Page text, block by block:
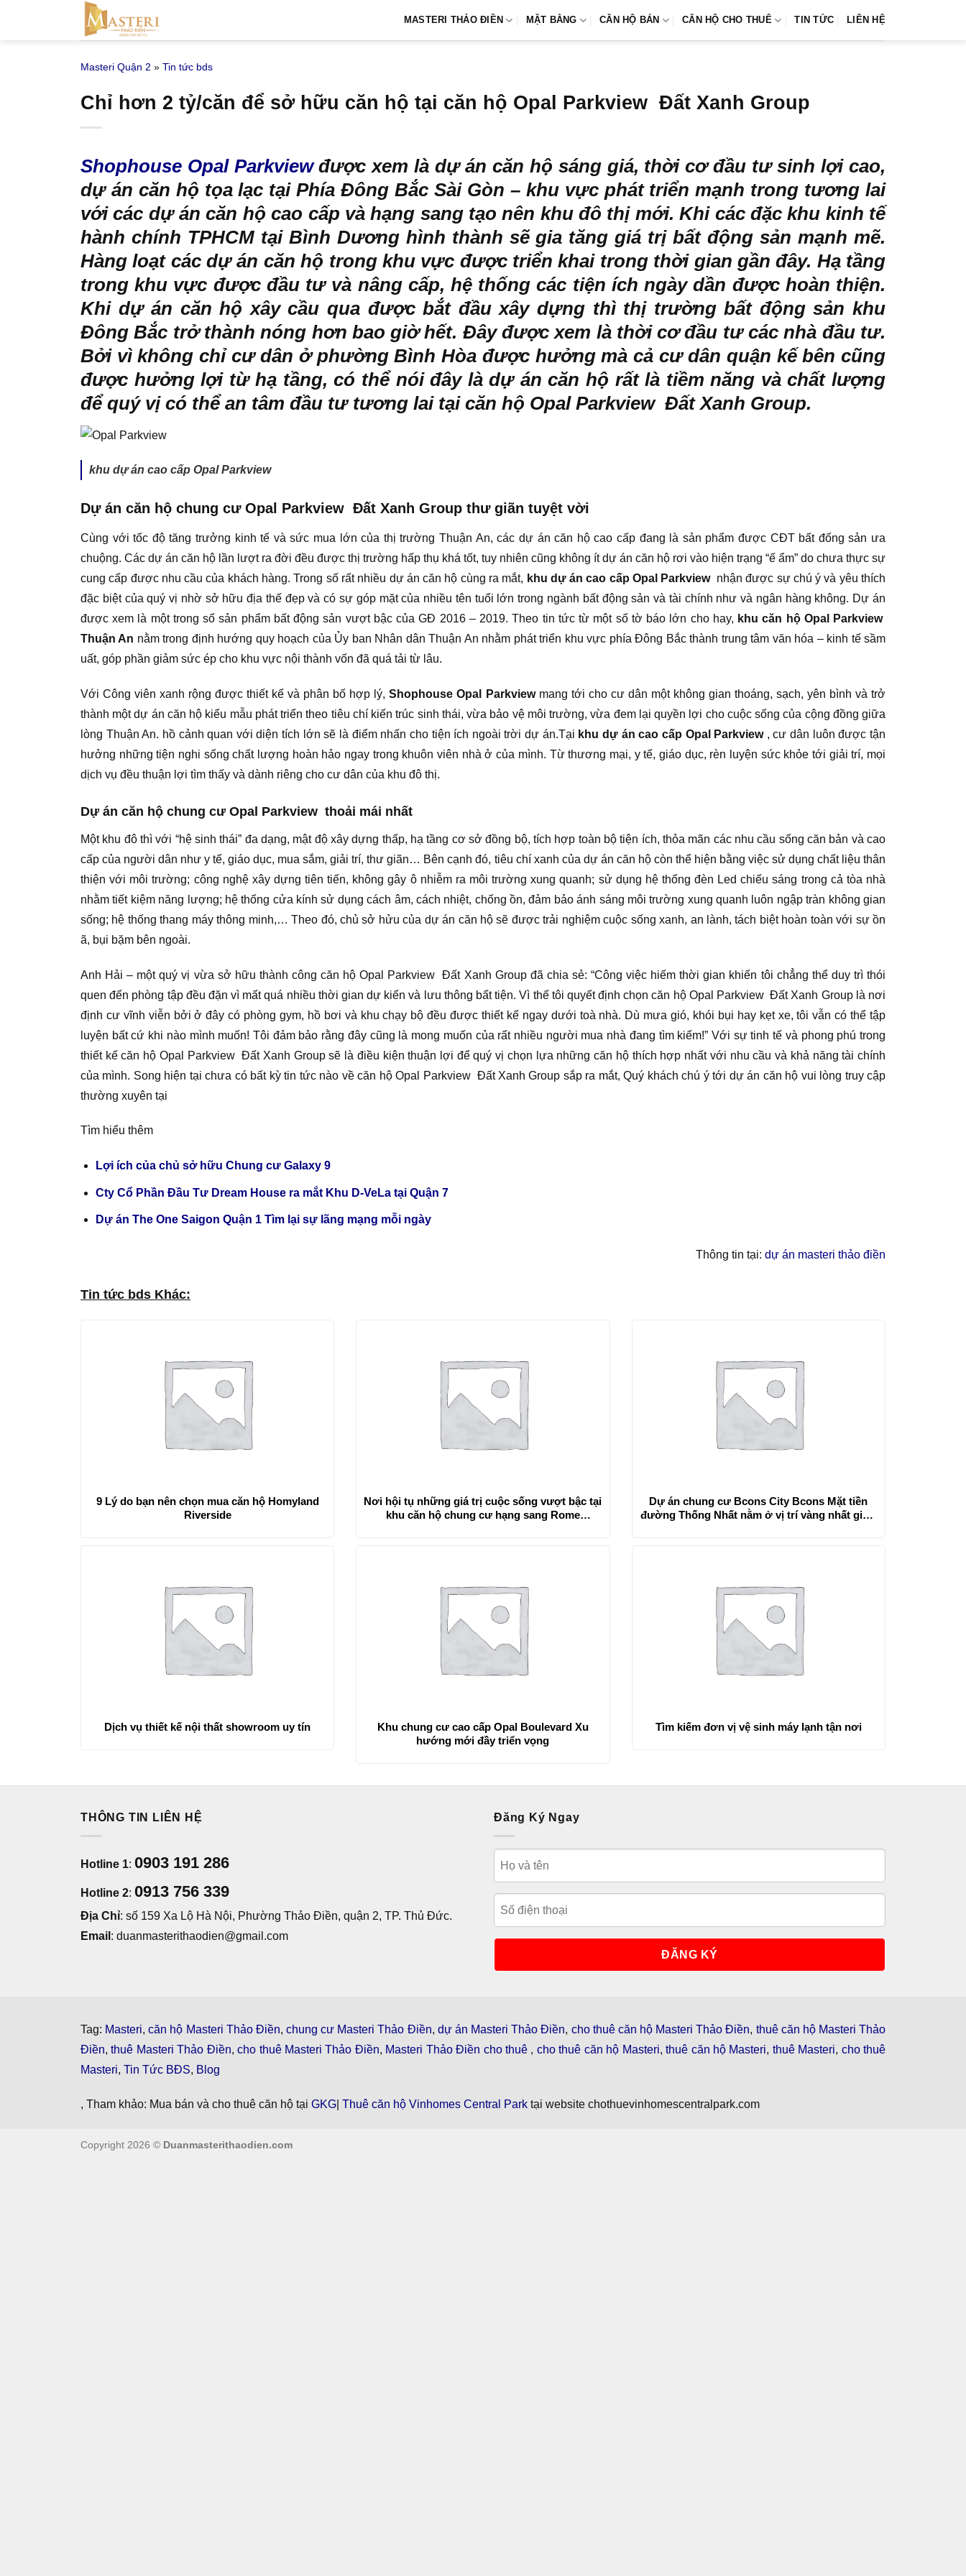
MASTERI THẢO ĐIỀN MẶT BẰNG CĂN HỘ BÁN CĂN HỘ CHO THUÊ TIN TỨC LIÊN HỆ
Masteri Quận 2 » Tin tức bds
Chỉ hơn 2 tỷ/căn để sở hữu căn hộ tại căn hộ Opal Parkview Đất Xanh Group
Shophouse Opal Parkviewđược xem là dự án căn hộ sáng giá, thời cơ đầu tư sinh lợi cao,
dự án căn hộ tọa lạc tại Phía Đông Bắc Sài Gòn – khu vực phát triển mạnh trong tương lai
với các dự án căn hộ cao cấp và hạng sang tạo nên khu đô thị mới. Khi các đặc khu kinh tế
hành chính TPHCM tại Bình Dương hình thành sẽ gia tăng giá trị bất động sản mạnh mẽ.
Hàng loạt các dự án căn hộ trong khu vực được triển khai trong thời gian gần đây. Hạ tầng
trong khu vực được đầu tư và nâng cấp, hệ thống các tiện ích ngày dần được hoàn thiện.
Khi dự án căn hộ xây cầu qua được bắt đầu xây dựng thì thị trường bất động sản khu
Đông Bắc trở thành nóng hơn bao giờ hết. Đây được xem là thời cơ đầu tư các nhà đầu tư.
Bởi vì không chỉ cư dân ở phường Bình Hòa được hưởng mà cả cư dân quận kế bên cũng
được hưởng lợi từ hạ tầng, có thể nói đây là dự án căn hộ rất là tiềm năng và chất lượng
để quý vị có thể an tâm đầu tư tương lai tại căn hộ Opal Parkview Đất Xanh Group.
khu dự án cao cấp Opal Parkview
Dự án căn hộ chung cư Opal Parkview Đất Xanh Group thư giãn tuyệt vời
Cùng với tốc độ tăng trưởng kinh tế và sức mua lớn của thị trường Thuận An, các dự án căn hộ cao cấp đang là sản phẩm được CĐT bất đống sản ưa
chuộng. Các dự án căn hộ lần lượt ra đời đều được thị trường hấp thụ khá tốt, tuy nhiên cũng không ít dự án căn hộ rơi vào hiện trạng “ế ẩm” do chưa thực sự
cung cấp được nhu cầu của khách hàng. Trong số rất nhiều dự án căn hộ cùng ra mắt, khu dự án cao cấp Opal Parkview nhận được sự chú ý và yêu thích
đặc biệt của quý vị nhờ sở hữu địa thế đẹp và có sự góp mặt của nhiều tên tuổi lớn trong ngành bất động sản và tài chính như và ngân hàng không. Dự án
được xem là một trong số sản phẩm bất động sản vượt bậc của GĐ 2016 – 2019. Theo tin tức từ một số tờ báo lớn cho hay, khu căn hộ Opal Parkview
Thuận An nằm trong định hướng quy hoạch của Ủy ban Nhân dân Thuận An nhằm phát triển khu vực phía Đông Bắc thành trung tâm văn hóa – kinh tế sầm
uất, góp phần giảm sức ép cho khu vực nội thành vốn đã quá tải từ lâu.
Với Công viên xanh rộng được thiết kế và phân bố hợp lý,Shophouse Opal Parkviewmang tới cho cư dân một không gian thoáng, sạch, yên bình và trở
thành một dự án căn hộ kiểu mẫu phát triển theo tiêu chí kiến trúc sinh thái, vừa bảo vệ môi trường, vừa đem lại quyền lợi cho cuộc sống của cộng đồng giữa
lòng Thuận An. hồ cảnh quan với diện tích lớn sẽ là điểm nhấn cho tiện ích ngoài trời dự án.Tại khu dự án cao cấp Opal Parkview , cư dân luôn được tận
hưởng những tiện nghi sống chất lượng hoàn hảo ngay trong khuôn viên nhà ở của mình. Từ thương mại, y tế, giáo dục, rèn luyện sức khỏe tới giải trí, mọi
dịch vụ đều thuận lợi tìm thấy và dành riêng cho cư dân của khu đô thị.
Dự án căn hộ chung cư Opal Parkview thoải mái nhất
Một khu đô thì với “hệ sinh thái” đa dạng, mật độ xây dựng thấp, hạ tầng cơ sở đồng bộ, tích hợp toàn bộ tiện ích, thỏa mãn các nhu cầu sống căn bản và cao
cấp của người dân như y tế, giáo dục, mua sắm, giải trí, thư giãn… Bên cạnh đó, tiêu chí xanh của dự án căn hộ còn thể hiện bằng việc sử dụng chất liệu thân
thiện với môi trường; công nghệ xây dựng tiên tiến, không gây ô nhiễm ra môi trường xung quanh; sử dụng hệ thống đèn Led chiếu sáng trong cả tòa nhà
nhằm tiết kiệm năng lượng; hệ thống cửa kính sử dụng cách âm, cách nhiệt, chống ồn, đảm bảo ánh sáng môi trường xung quanh luôn ngập tràn không gian
sống; hệ thống thang máy thông minh,… Theo đó, chủ sở hửu của dự án căn hộ sẽ được trải nghiệm cuộc sống xanh, an lành, tách biệt hoàn toàn với sự ồn
ã, bụi bặm bên ngoài.
Anh Hải – một quý vị vừa sở hữu thành công căn hộ Opal Parkview Đất Xanh Group đã chia sẻ: “Công việc hiếm thời gian khiến tôi chẳng thể duy trì thói
quen đến phòng tập đều đặn vì mất quá nhiều thời gian dự kiến và lưu thông bất tiện. Vì thế tôi quyết định chọn căn hộ Opal Parkview Đất Xanh Group là nơi
định cư vĩnh viễn bởi ở đây có phòng gym, hồ bơi và khu chạy bộ đều được thiết kế ngay dưới toà nhà. Dù mưa gió, khói bụi hay kẹt xe, tôi vẫn có thể tập
luyện bất cứ khi nào mình muốn! Tôi đảm bảo rằng đây cũng là mong muốn của rất nhiều người mua nhà đang tìm kiếm!” Với sự tinh tế và phong phú trong
thiết kế căn hộ Opal Parkview Đất Xanh Group sẽ là điều kiện thuận lợi để quý vị chọn lựa những căn hộ thích hợp nhất với nhu cầu và khả năng tài chính
của mình. Song hiện tại chưa có bất kỳ tin tức nào về căn hộ Opal Parkview Đất Xanh Group sắp ra mắt, Quý khách chú ý tới dự án căn hộ vui lòng truy cập
thường xuyên tại
Tìm hiểu thêm
Lợi ích của chủ sở hữu Chung cư Galaxy 9
Cty Cổ Phần Đầu Tư Dream House ra mắt Khu D-VeLa tại Quận 7
Dự án The One Saigon Quận 1 Tìm lại sự lãng mạng mỗi ngày
Thông tin tại: dự án masteri thảo điền
Tin tức bds Khác:
9 Lý do bạn nên chọn mua căn hộ Homyland
Riverside
Nơi hội tụ những giá trị cuộc sống vượt bậc tại
khu căn hộ chung cư hạng sang Rome
Dự án chung cư Bcons City Bcons Mặt tiền
đường Thống Nhất nằm ở vị trí vàng nhất giữa
Dịch vụ thiết kế nội thất showroom uy tín
Khu chung cư cao cấp Opal Boulevard Xu
hướng mới đầy triển vọng
Tìm kiếm đơn vị vệ sinh máy lạnh tận nơi
THÔNG TIN LIÊN HỆ
Hotline 1: 0903 191 286
Hotline 2: 0913 756 339
Địa Chỉ: số 159 Xa Lộ Hà Nội, Phường Thảo Điền, quận 2, TP. Thủ Đức.
Email : duanmasterithaodien@gmail.com
Đăng Ký Ngay
Tag: Masteri,căn hộ Masteri Thảo Điền,chung cư Masteri Thảo Điền, dự án Masteri Thảo Điền, cho thuê căn hộ Masteri Thảo Điền, thuê căn hộ Masteri Thảo
Điền,thuê Masteri Thảo Điền,cho thuê Masteri Thảo Điền, Masteri Thảo Điền cho thuê , cho thuê căn hộ Masteri,thuê căn hộ Masteri, thuê Masteri, cho thuê
Masteri, Tin Tức BĐS, Blog
, Tham khảo: Mua bán và cho thuê căn hộ tại GKG Thuê căn hộ Vinhomes Central Park tại website chothuevinhomescentralpark.com
Copyright 2026 © Duanmasterithaodien.com